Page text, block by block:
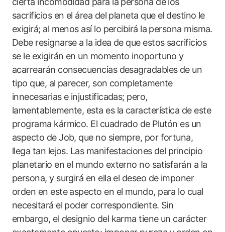
sacrificios en el área del planeta que el destino le
exigirá; al menos así lo percibirá la persona misma.
Debe resignarse a la idea de que estos sacrificios
se le exigirán en un momento inoportuno y
acarrearán consecuencias desagradables de un
tipo que, al parecer, son completamente
innecesarias e injustificadas; pero,
lamentablemente, esta es la característica de este
programa kármico. El cuadrado de Plutón es un
aspecto de Job, que no siempre, por fortuna,
llega tan lejos. Las manifestaciones del principio
planetario en el mundo externo no satisfarán a la
persona, y surgirá en ella el deseo de imponer
orden en este aspecto en el mundo, para lo cual
necesitará el poder correspondiente. Sin
embargo, el designio del karma tiene un carácter